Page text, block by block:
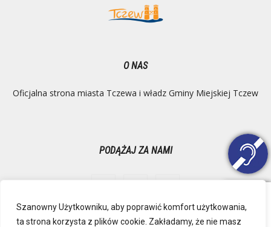
Szanowny Użytkowniku, aby poprawić komfort użytkowania,
ta strona korzysta z plików cookie. Zakładamy, że nie masz
O NAS
Oficjalna strona miasta Tczewa i władz Gminy Miejskiej Tczew
PODĄŻAJ ZA NAMI